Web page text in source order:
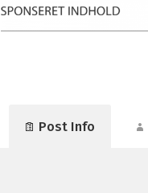
Post Info